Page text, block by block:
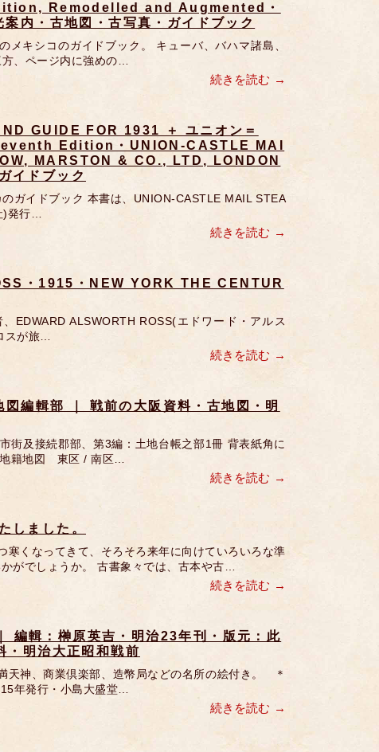
Remodelled and Augmented・
内・古地図・古写真・ガイドブック
キシコのガイドブック。 キューバ、バハマ諸島、
方、ページ内に強めの…
続きを読む
GUIDE FOR 1931 ＋ ユニオン＝
Edition・UNION-CASTLE MAI
MARSTON & CO., LTD, LONDON
イドブック
ガイドブック 本書は、UNION-CASTLE MAIL STEA
)発行…
続きを読む
・1915・NEW YORK THE CENTUR
EDWARD ALSWORTH ROSS(エドワード・アルス
スが旅…
続きを読む
編輯部 ｜ 戦前の大阪資料・古地図・明
街及接続郡部、第3編：土地台帳之部1冊 背表紙角に
地籍地図 東区 / 南区…
続きを読む
しました。
くなってきて、そろそろ来年に向けていろいろな準
がでしょうか。 古書象々では、古本や古…
続きを読む
編輯：榊原英吉・明治23年刊・版元：此
・明治大正昭和戦前
天神、商業倶楽部、造幣局などの名所の絵付き。 ＊
年発行・小島大盛堂…
続きを読む